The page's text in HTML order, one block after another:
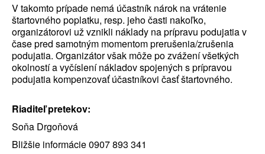
V takomto prípade nemá účastník nárok na vrátenie
štartovného poplatku, resp. jeho časti nakoľko,
organizátorovi už vznikli náklady na prípravu podujatia v
čase pred samotným momentom prerušenia/zrušenia
podujatia. Organizátor však môže po zvážení všetkých
okolností a vyčíslení nákladov spojených s prípravou
podujatia kompenzovať účastníkovi časť štartovného.
Riaditeľ pretekov:
Soňa Drgoňová
Bližšie informácie 0907 893 341